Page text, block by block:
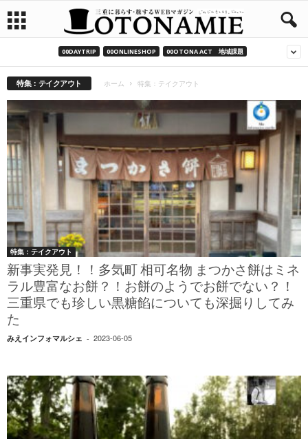
00DAYTRIP 00ONLINESHOP 00OTONA ACT 地域課題
特集：テイクアウト ホーム 特集：テイクアウト
特集：テイクアウト
新事実発見！！多気町 相可名物 まつかさ餅はミネ
ラル豊富なお餅？！お餅のようでお餅でない？！
三重県でも珍しい黒糖餡についても深掘りしてみ
た
みえインフォマルシェ - 2023-06-05